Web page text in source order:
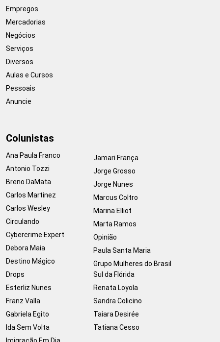
Empregos
Mercadorias
Negócios
Serviços
Diversos
Aulas e Cursos
Pessoais
Anuncie
Colunistas
Ana Paula Franco
Antonio Tozzi
Breno DaMata
Carlos Martinez
Carlos Wesley
Circulando
Cybercrime Expert
Debora Maia
Destino Mágico
Drops
Esterliz Nunes
Franz Valla
Gabriela Egito
Ida Sem Volta
Jamari França
Jorge Grosso
Jorge Nunes
Marcus Coltro
Marina Elliot
Marta Ramos
Opinião
Paula Santa Maria
Grupo Mulheres do Brasil
Sul da Flórida
Renata Loyola
Sandra Colicino
Taiara Desirée
Tatiana Cesso